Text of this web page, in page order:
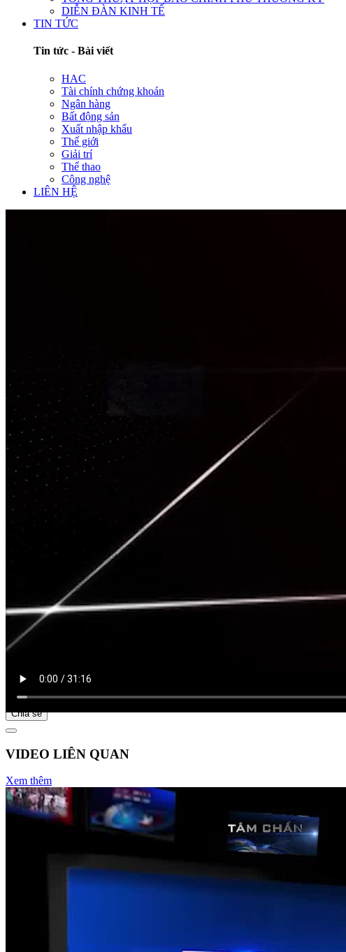
DIỄN ĐÀN KINH TẾ
TIN TỨC
Tin tức - Bài viết
HAC
Tài chính chứng khoán
Ngân hàng
Bất động sản
Xuất nhập khẩu
Thế giới
Giải trí
Thể thao
Công nghệ
LIÊN HỆ
Bắt đầu tại
Chia sẻ
VIDEO LIÊN QUAN
Xem thêm